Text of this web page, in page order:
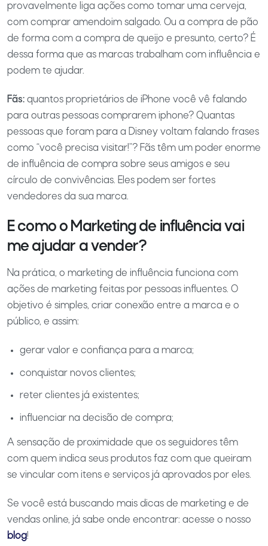
provavelmente liga ações como tomar uma cerveja,
com comprar amendoim salgado. Ou a compra de pão
de forma com a compra de queijo e presunto, certo? É
dessa forma que as marcas trabalham com influência e
podem te ajudar.
Fãs: quantos proprietários de iPhone você vê falando
para outras pessoas comprarem iphone? Quantas
pessoas que foram para a Disney voltam falando frases
como “você precisa visitar!”? Fãs têm um poder enorme
de influência de compra sobre seus amigos e seu
círculo de convivências. Eles podem ser fortes
vendedores da sua marca.
E como o Marketing de influência vai
me ajudar a vender?
Na prática, o marketing de influência funciona com
ações de marketing feitas por pessoas influentes. O
objetivo é simples, criar conexão entre a marca e o
público, e assim:
gerar valor e confiança para a marca;
conquistar novos clientes;
reter clientes já existentes;
influenciar na decisão de compra;
A sensação de proximidade que os seguidores têm
com quem indica seus produtos faz com que queiram
se vincular com itens e serviços já aprovados por eles.
Se você está buscando mais dicas de marketing e de
vendas online, já sabe onde encontrar: acesse o nosso
blog!